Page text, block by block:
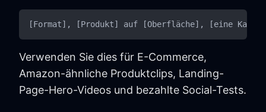
Verwenden Sie dies für E-Commerce,
Amazon-ähnliche Produktclips, Landing-
Page-Hero-Videos und bezahlte Social-Tests.